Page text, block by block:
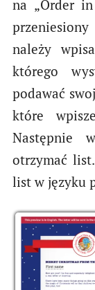
na „Order
należy
którego
podawać
które
Następnie
otrzymać list.
list w języku